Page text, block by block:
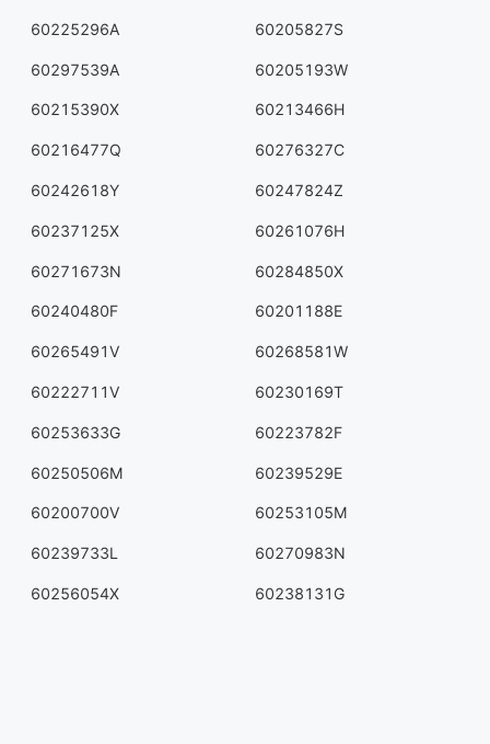
60225296A 60205827S
60297539A 60205193W
60215390X 60213466H
60216477Q 60276327C
60242618Y 60247824Z
60237125X 60261076H
60271673N 60284850X
60240480F 60201188E
60265491V 60268581W
60222711V 60230169T
60253633G 60223782F
60250506M 60239529E
60200700V 60253105M
60239733L 60270983N
60256054X 60238131G